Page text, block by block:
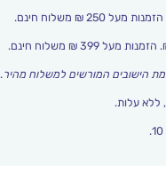
הישובים המורשים למשלוח מהיר.
ללא עלות.